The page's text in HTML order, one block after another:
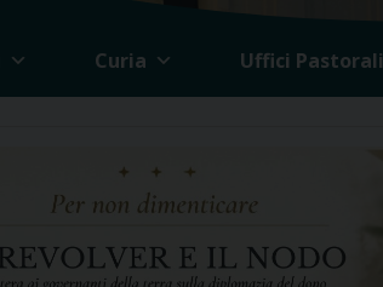
Curia Uffici Pastorali